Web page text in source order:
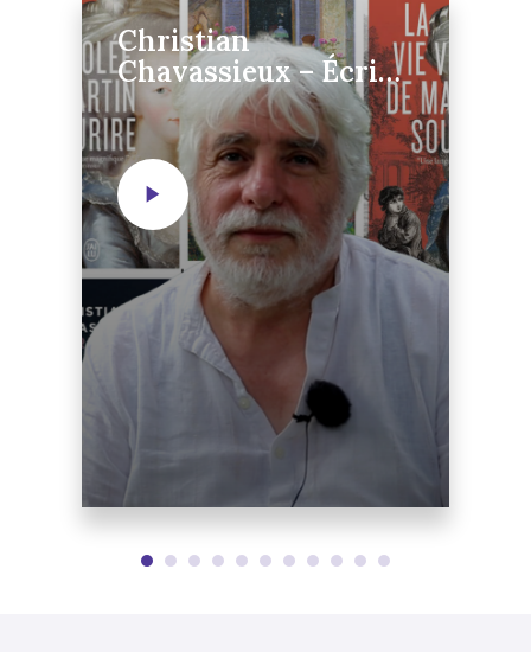
Christian
Chavassieux – Écrire
sans discipline, ça
n’existe pas